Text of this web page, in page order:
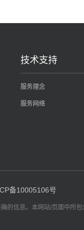
技术支持
服务理念
服务网络
备10005106号
的信息。本网站/页面中所